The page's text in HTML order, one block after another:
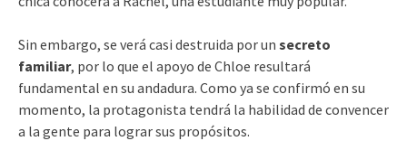
Sin embargo, se verá casi destruida por un secreto
familiar, por lo que el apoyo de Chloe resultará
fundamental en su andadura. Como ya se confirmó en su
momento, la protagonista tendrá la habilidad de convencer
a la gente para lograr sus propósitos.